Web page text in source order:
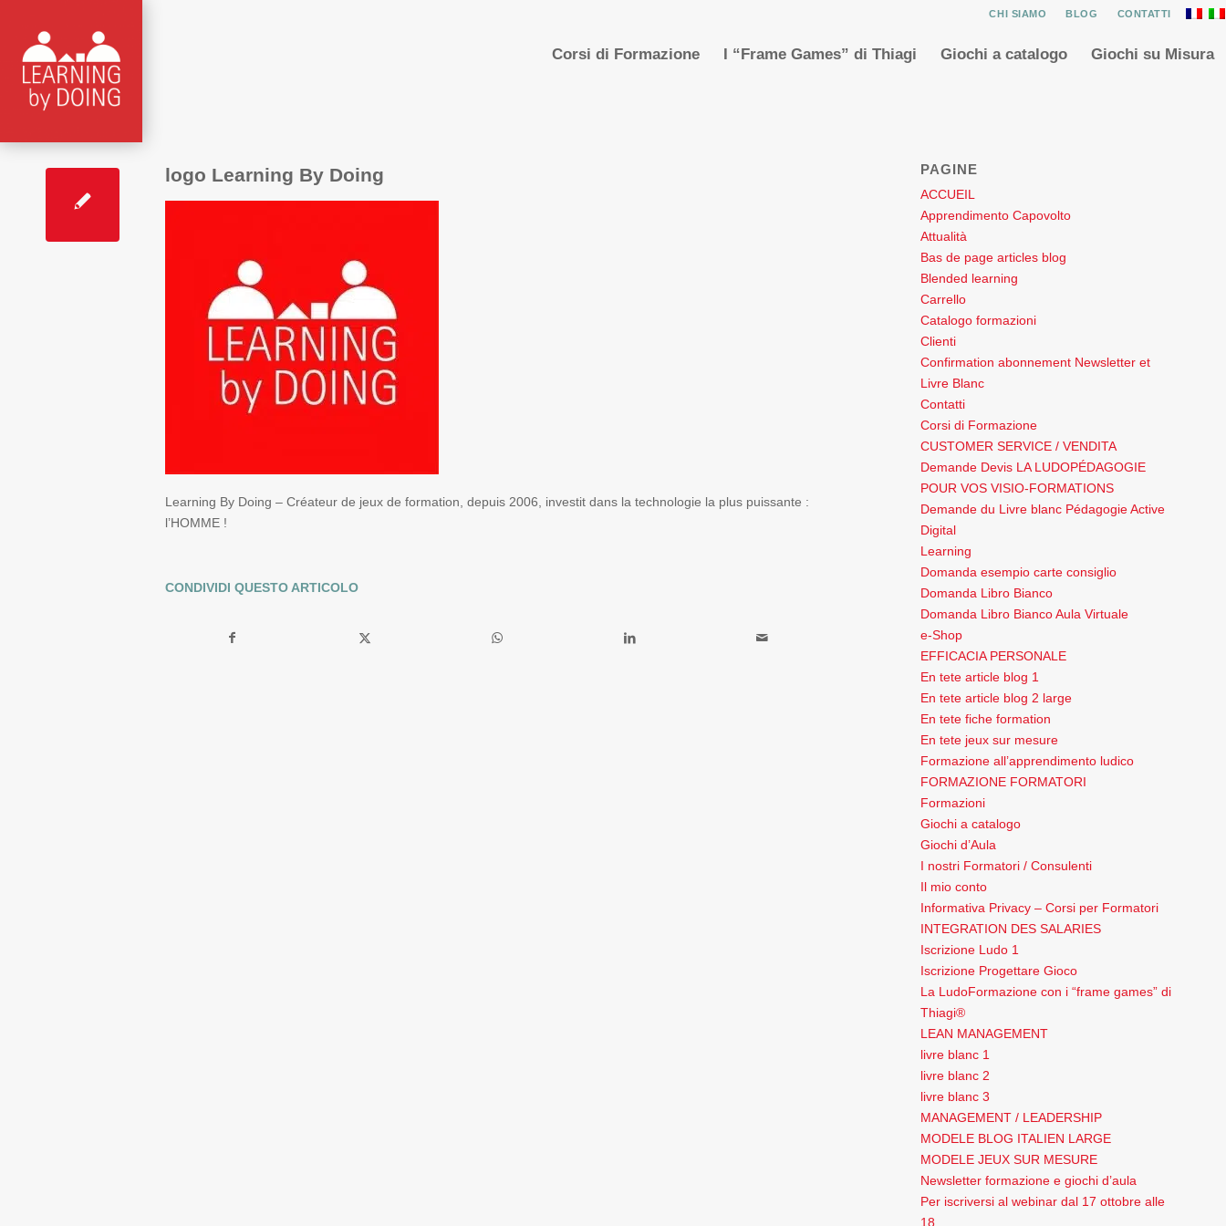
CHI SIAMO BLOG CONTATTI
Corsi di Formazione I “Frame Games” di Thiagi Giochi a catalogo Giochi su Misura
logo Learning By Doing
Learning By Doing – Créateur de jeux de formation, depuis 2006, investit dans la technologie la plus puissante :
l’HOMME !
CONDIVIDI QUESTO ARTICOLO
PAGINE
ACCUEIL
Apprendimento Capovolto
Attualità
Bas de page articles blog
Blended learning
Carrello
Catalogo formazioni
Clienti
Confirmation abonnement Newsletter et
Livre Blanc
Contatti
Corsi di Formazione
CUSTOMER SERVICE / VENDITA
Demande Devis LA LUDOPÉDAGOGIE
POUR VOS VISIO-FORMATIONS
Demande du Livre blanc Pédagogie Active
Digital
Learning
Domanda esempio carte consiglio
Domanda Libro Bianco
Domanda Libro Bianco Aula Virtuale
e-Shop
EFFICACIA PERSONALE
En tete article blog 1
En tete article blog 2 large
En tete fiche formation
En tete jeux sur mesure
Formazione all’apprendimento ludico
FORMAZIONE FORMATORI
Formazioni
Giochi a catalogo
Giochi d’Aula
I nostri Formatori / Consulenti
Il mio conto
Informativa Privacy – Corsi per Formatori
INTEGRATION DES SALARIES
Iscrizione Ludo 1
Iscrizione Progettare Gioco
La LudoFormazione con i “frame games” di
Thiagi®
LEAN MANAGEMENT
livre blanc 1
livre blanc 2
livre blanc 3
MANAGEMENT / LEADERSHIP
MODELE BLOG ITALIEN LARGE
MODELE JEUX SUR MESURE
Newsletter formazione e giochi d’aula
Per iscriversi al webinar dal 17 ottobre alle
18